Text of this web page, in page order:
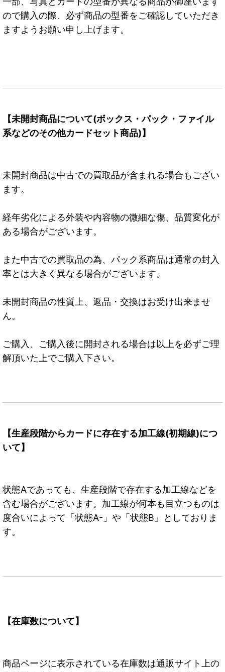
ので購入の際、必ず商品の型番をご確認していただき
ますようお願い申し上げます。
【未開封商品について(ボックス・パック・ファイル
系などのその他カードセット商品)】
未開封商品は中古での買取品が含まれる場合もござい
ます。
経年劣化による外装や内容物の微細な傷、品質変化が
ある場合がございます。
また中古での買取品の為、パック系商品は通常の封入
率とは大きく異なる場合がございます。
未開封商品の性質上、返品・交換はお受け出来ませ
ん。
ご購入、ご購入後に開封される場合は以上を必ずご理
解頂いた上でご購入下さい。
【生産段階からカードに存在する加工線(初期線)につ
いて】
状態Aであっても、生産段階で存在する加工線などを
含む場合がございます。加工線が何本も目立つものは
度合いによって「状態A-」や「状態B」としておりま
す。
【在庫数について】
商品ページに表示されている在庫数は通販サイト上の